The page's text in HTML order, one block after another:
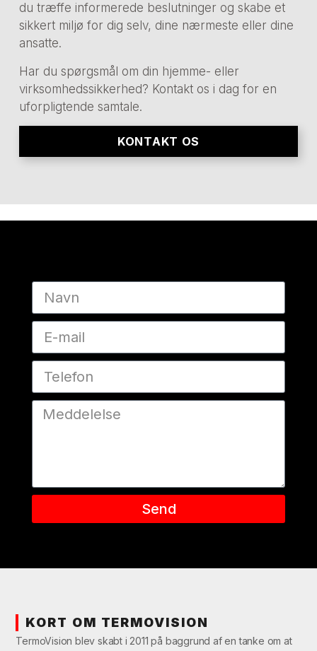
du træffe informerede beslutninger og skabe et
sikkert miljø for dig selv, dine nærmeste eller dine
ansatte.
Har du spørgsmål om din hjemme- eller
virksomhedssikkerhed? Kontakt os i dag for en
uforpligtende samtale.
KONTAKT OS
Send
KORT OM TERMOVISION
TermoVision blev skabt i 2011 på baggrund af en tanke om at